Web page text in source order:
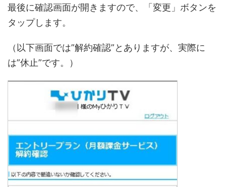
最後に確認画面が開きますので、「変更」ボタンを
タップします。
（以下画面では”解約確認”とありますが、実際に
は”休止”です。）